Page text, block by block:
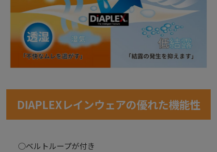
DIAPLEXレインウェアの優れた機能性
○ベルトループが付き